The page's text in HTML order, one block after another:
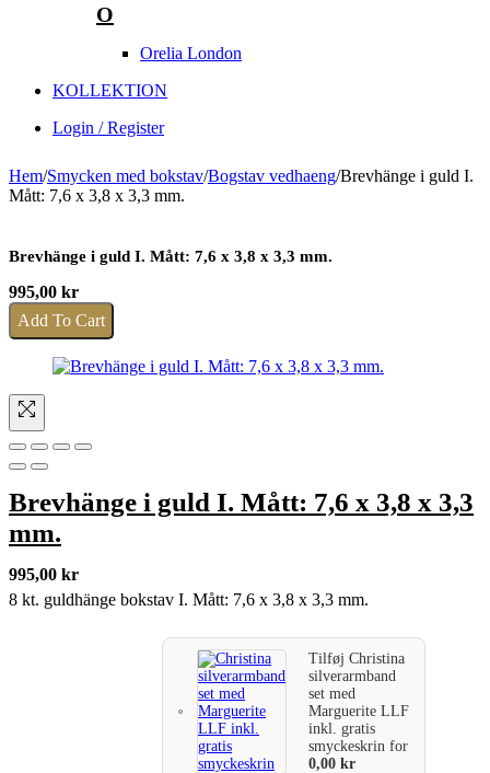
O
Orelia London
KOLLEKTION
Login / Register
Hem/Smycken med bokstav/Bogstav vedhaeng/Brevhänge i guld I.
Mått: 7,6 x 3,8 x 3,3 mm.
Brevhänge i guld I. Mått: 7,6 x 3,8 x 3,3 mm.
995,00 kr
Add To Cart
Brevhänge i guld I. Mått: 7,6 x 3,8 x 3,3
mm.
995,00 kr
8 kt. guldhänge bokstav I. Mått: 7,6 x 3,8 x 3,3 mm.
TilføjChristina
silverarmband
set med
Marguerite LLF
inkl. gratis
smyckeskrinfor
0,00kr